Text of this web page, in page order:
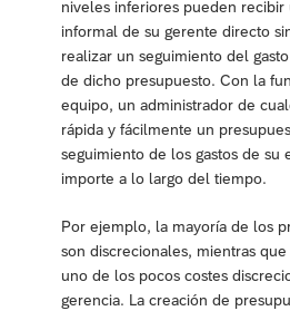
niveles inferiores pueden
informal de su gerente directo
realizar un seguimiento del
de dicho presupuesto. Con la
equipo, un administrador de
rápida y fácilmente un
seguimiento de los gastos de su
importe a lo largo del tiempo.
Por ejemplo, la mayoría de los
son discrecionales, mientras que
uno de los pocos costes
gerencia. La creación de